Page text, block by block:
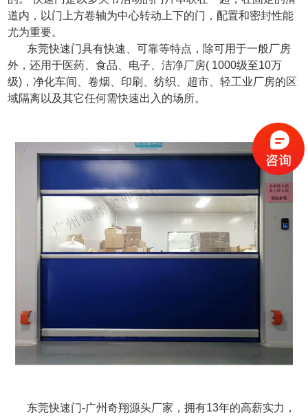
道内，以门上方卷轴为中心转动上下的门，配置和密封性能
尤为重要。
东莞快速门具有快速、可靠等特点，除可用于一般厂房
外，还用于医药、食品、电子、洁净厂房( 1000级至10万
级)，净化车间、卷烟、印刷、纺织、超市、轻工业厂房的区
域隔离以及其它任何需快速出入的场所。
东莞快速门-广州奇翔源头厂家，拥有13年的高薪实力，